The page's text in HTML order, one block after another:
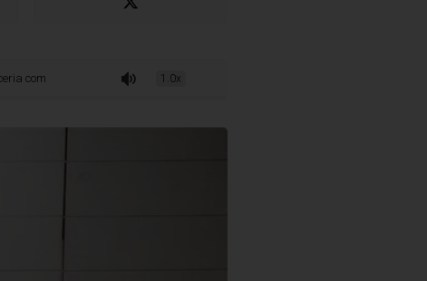
do Turismo de Belo Horizonte para promover Turismo
1.0x